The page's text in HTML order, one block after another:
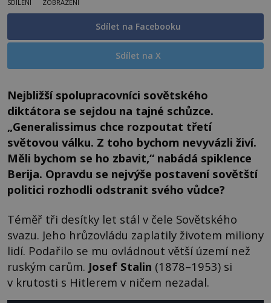
SDÍLENÍ ZOBRAZENÍ
Sdílet na Facebooku
Sdílet na X
Nejbližší spolupracovníci sovětského
diktátora se sejdou na tajné schůzce.
„Generalissimus chce rozpoutat třetí
světovou válku. Z toho bychom nevyvázli živí.
Měli bychom se ho zbavit,“ nabádá spiklence
Berija. Opravdu se nejvýše postavení sovětští
politici rozhodli odstranit svého vůdce?
Téměř tři desítky let stál v čele Sovětského
svazu. Jeho hrůzovládu zaplatily životem miliony
lidí. Podařilo se mu ovládnout větší území než
ruským carům. Josef Stalin (1878–1953) si
v krutosti s Hitlerem v ničem nezadal.